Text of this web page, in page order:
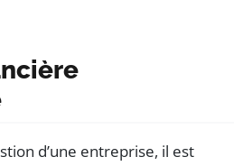
d’une entreprise, il est